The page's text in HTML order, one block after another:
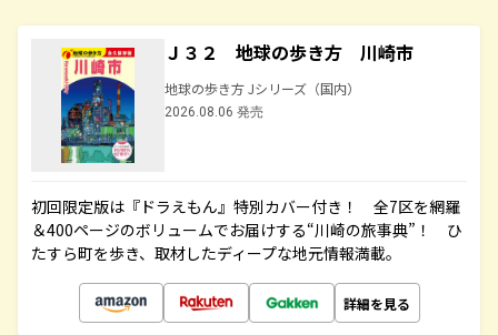
Ｊ３２ 地球の歩き方 川崎市
地球の歩き方 Jシリーズ（国内）
2026.08.06 発売
初回限定版は『ドラえもん』特別カバー付き！ 全7区を網羅
＆400ページのボリュームでお届けする“川崎の旅事典”！ ひ
たすら町を歩き、取材したディープな地元情報満載。
詳細を見る